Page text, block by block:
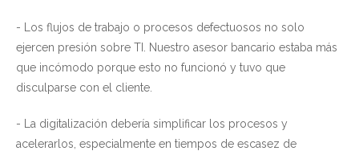
- Los flujos de trabajo o procesos defectuosos no solo
ejercen presión sobre TI. Nuestro asesor bancario estaba más
que incómodo porque esto no funcionó y tuvo que
disculparse con el cliente.
- La digitalización debería simplificar los procesos y
acelerarlos, especialmente en tiempos de escasez de